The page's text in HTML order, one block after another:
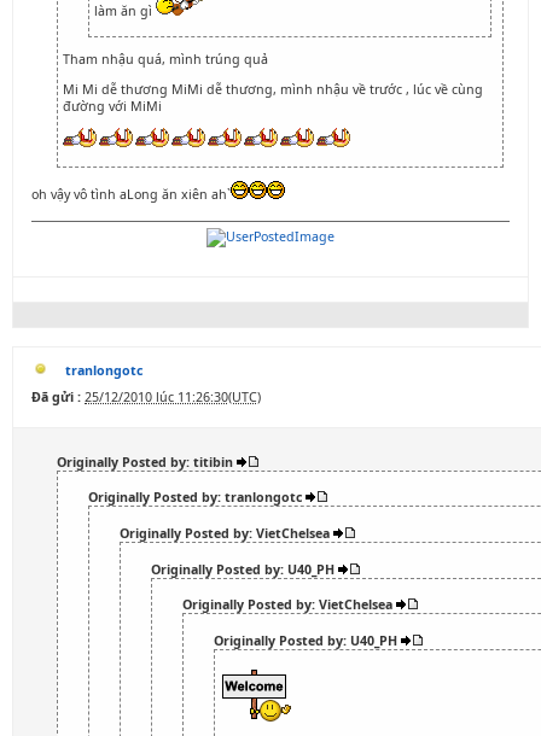
làm ăn gì
Tham nhậu quá, mình trúng quả
Mi Mi dễ thương MiMi dễ thương, mình nhậu về trước , lúc về cùng
đường với MiMi
oh vậy vô tình aLong ăn xiên ah`
tranlongotc
Đã gửi : 25/12/2010 lúc 11:26:30(UTC)
Originally Posted by: titibin
Originally Posted by: tranlongotc
Originally Posted by: VietChelsea
Originally Posted by: U40_PH
Originally Posted by: VietChelsea
Originally Posted by: U40_PH